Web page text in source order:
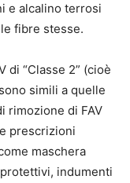
e alcalino terrosi
fibre stesse.
di “Classe 2” (cioè
simili a quelle
rimozione di FAV
prescrizioni
maschera
indumenti